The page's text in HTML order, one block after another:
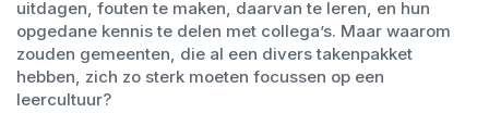
uitdagen, fouten te maken, daarvan te leren, en hun
opgedane kennis te delen met collega’s. Maar waarom
zouden gemeenten, die al een divers takenpakket
hebben, zich zo sterk moeten focussen op een
leercultuur?